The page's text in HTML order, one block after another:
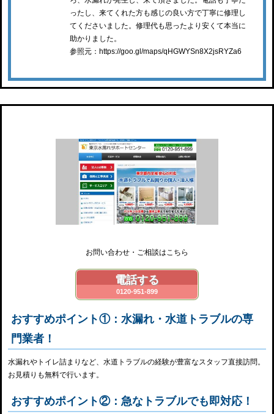
ったし、来てくれた方も感じの良い方で丁寧に修理し
てくださいました。修理代も思ったより安くて本当に
助かりました。
参照元：https://goo.gl/maps/qHGWYSn8X2jsRYZa6
お問い合わせ・ご相談はこちら
電話する
0120-951-899
おすすめポイント①：水漏れ・水道トラブルの専
門業者！
水漏れやトイレ詰まりなど、水道トラブルの経験が豊富なスタッフ直接訪問。
お見積りも無料で行います。
おすすめポイント②：急なトラブルでも即対応！